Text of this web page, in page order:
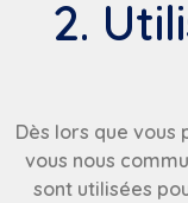
2.
Dès lors que vous
vous nous
sont utilisées